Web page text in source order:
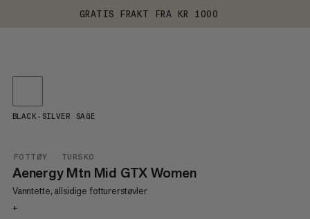
GRATIS FRAKT FRA KR 1000
FOTTØY TURSKO
Aenergy Mtn Mid GTX Women
Vanntette, allsidige fotturerstøvler
+
BLACK-SILVER SAGE